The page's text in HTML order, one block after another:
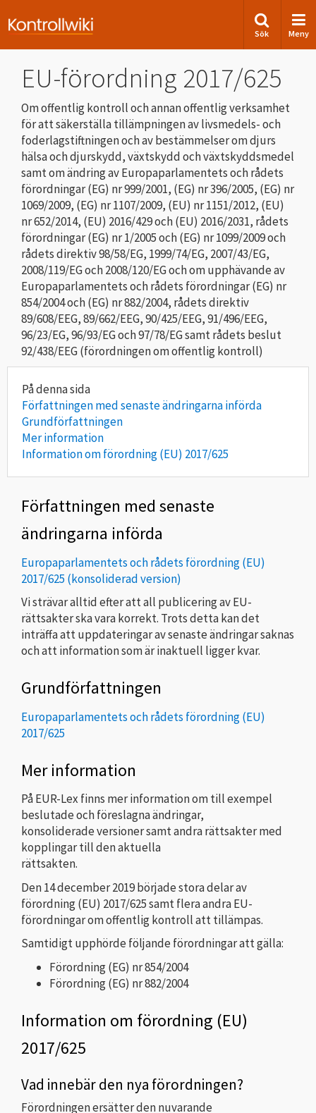
Sök Meny
EU-förordning 2017/625
Om offentlig kontroll och annan offentlig verksamhet
för att säkerställa tillämpningen av livsmedels- och
foderlagstiftningen och av bestämmelser om djurs
hälsa och djurskydd, växtskydd och växtskyddsmedel
samt om ändring av Europaparlamentets och rådets
förordningar (EG) nr 999/2001, (EG) nr 396/2005, (EG) nr
1069/2009, (EG) nr 1107/2009, (EU) nr 1151/2012, (EU)
nr 652/2014, (EU) 2016/429 och (EU) 2016/2031, rådets
förordningar (EG) nr 1/2005 och (EG) nr 1099/2009 och
rådets direktiv 98/58/EG, 1999/74/EG, 2007/43/EG,
2008/119/EG och 2008/120/EG och om upphävande av
Europaparlamentets och rådets förordningar (EG) nr
854/2004 och (EG) nr 882/2004, rådets direktiv
89/608/EEG, 89/662/EEG, 90/425/EEG, 91/496/EEG,
96/23/EG, 96/93/EG och 97/78/EG samt rådets beslut
92/438/EEG (förordningen om offentlig kontroll)
Författningen med senaste ändringarna införda
Grundförfattningen
Mer information
Information om förordning (EU) 2017/625
Författningen med senaste
ändringarna införda
Europaparlamentets och rådets förordning (EU)
2017/625 (konsoliderad version)
Vi strävar alltid efter att all publicering av EU-
rättsakter ska vara korrekt. Trots detta kan det
inträffa att uppdateringar av senaste ändringar saknas
och att information som är inaktuell ligger kvar.
Grundförfattningen
Europaparlamentets och rådets förordning (EU)
2017/625
Mer information
På EUR-Lex finns mer information om till exempel
beslutade och föreslagna ändringar,
konsoliderade versioner samt andra rättsakter med
kopplingar till den aktuella
rättsakten.
Den 14 december 2019 började stora delar av
förordning (EU) 2017/625 samt flera andra EU-
förordningar om offentlig kontroll att tillämpas.
Samtidigt upphörde följande förordningar att gälla:
Förordning (EG) nr 854/2004
Förordning (EG) nr 882/2004
Information om förordning (EU)
2017/625
Vad innebär den nya förordningen?
Förordningen ersätter den nuvarande